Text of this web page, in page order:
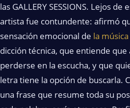
las GALLERY SESSIONS. Lejos
artista fue contundente: afirmó
sensación emocional de la música
dicción técnica, que entiende que
perderse en la escucha, y que
letra tiene la opción de buscarla.
una frase que resume toda su